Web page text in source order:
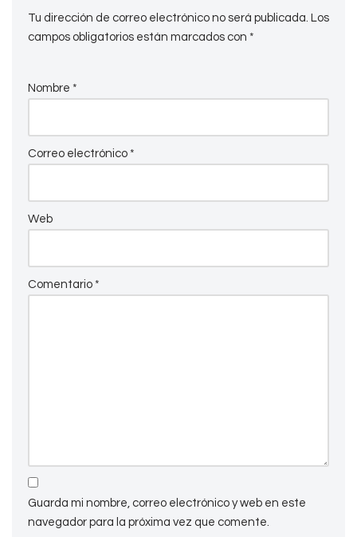
Tu dirección de correo electrónico no será publicada. Los
campos obligatorios están marcados con *
Nombre *
Correo electrónico *
Web
Comentario *
Guarda mi nombre, correo electrónico y web en este
navegador para la próxima vez que comente.